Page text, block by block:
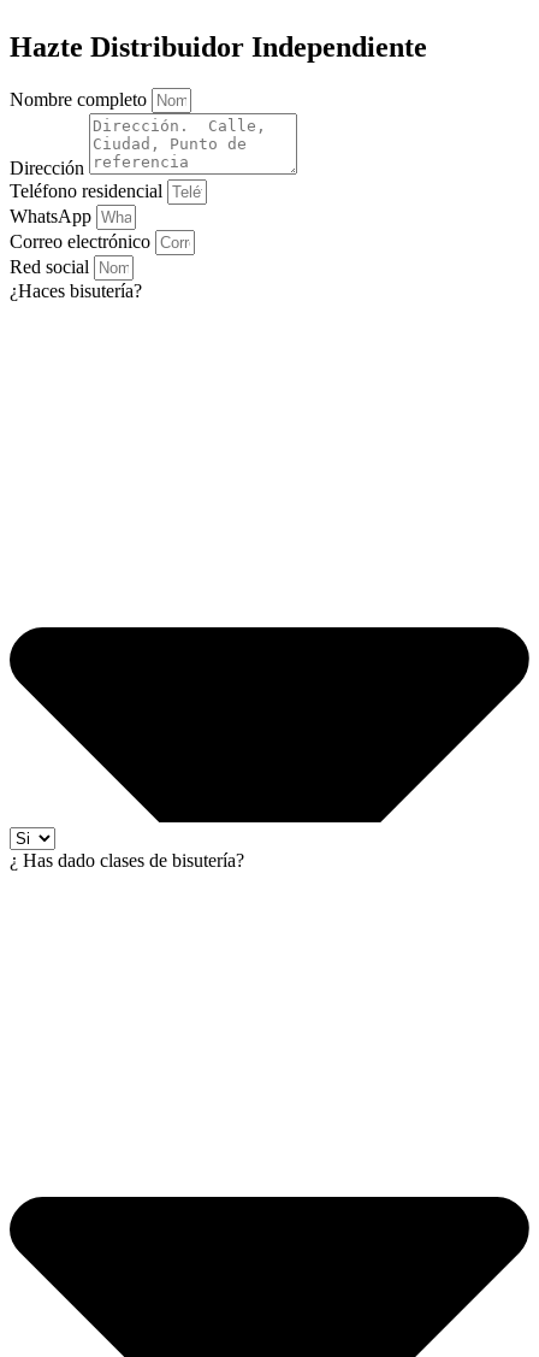
Hazte Distribuidor Independiente
Nombre completo
Dirección
Teléfono residencial
WhatsApp
Correo electrónico
Red social
¿Haces bisutería?
¿ Has dado clases de bisutería?